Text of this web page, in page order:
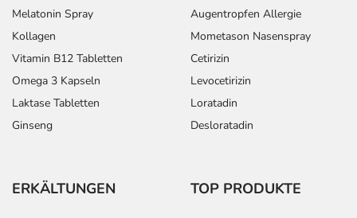
Melatonin Spray
Kollagen
Vitamin B12 Tabletten
Omega 3 Kapseln
Laktase Tabletten
Ginseng
Augentropfen Allergie
Mometason Nasenspray
Cetirizin
Levocetirizin
Loratadin
Desloratadin
ERKÄLTUNGEN TOP PRODUKTE